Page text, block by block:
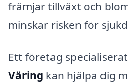
främjar tillväxt och
minskar risken för
Ett företag
Väring kan hjälpa dig